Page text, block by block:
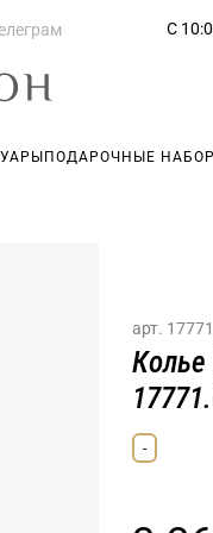
С
ПОДАРОЧНЫЕ
арт.
-